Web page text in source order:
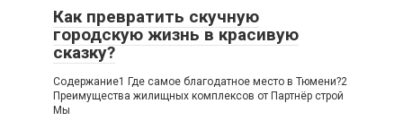
Как превратить скучную
городскую жизнь в красивую
сказку?
Содержание1 Где самое благодатное место в Тюмени?2
Преимущества жилищных комплексов от Партнёр строй
Мы